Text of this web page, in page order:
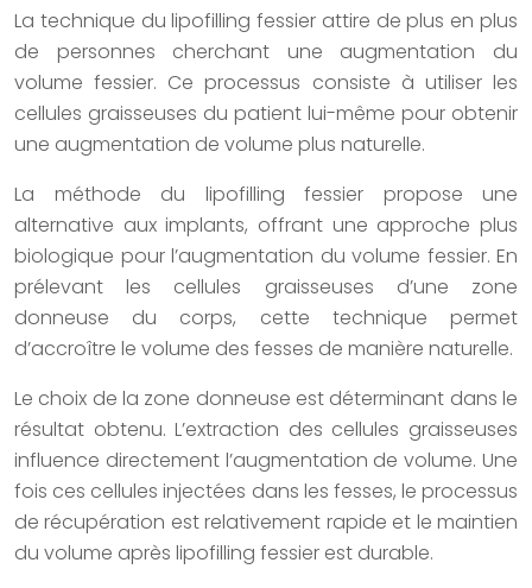
La technique du lipofilling fessier attire de plus en plus
de personnes cherchant une augmentation du
volume fessier. Ce processus consiste à utiliser les
cellules graisseuses du patient lui-même pour obtenir
une augmentation de volume plus naturelle.
La méthode du lipofilling fessier propose une
alternative aux implants, offrant une approche plus
biologique pour l’augmentation du volume fessier. En
prélevant les cellules graisseuses d’une zone
donneuse du corps, cette technique permet
d’accroître le volume des fesses de manière naturelle.
Le choix de la zone donneuse est déterminant dans le
résultat obtenu. L’extraction des cellules graisseuses
influence directement l’augmentation de volume. Une
fois ces cellules injectées dans les fesses, le processus
de récupération est relativement rapide et le maintien
du volume après lipofilling fessier est durable.